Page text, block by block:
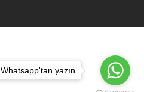
Whatsapp'tan yazın